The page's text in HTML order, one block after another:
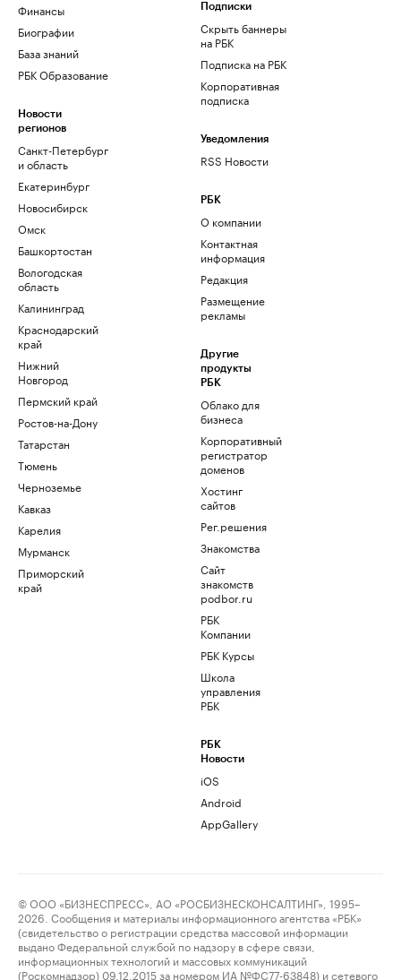
Финансы
Биографии
База знаний
РБК Образование
Новости
регионов
Санкт-Петербург
и область
Екатеринбург
Новосибирск
Омск
Башкортостан
Вологодская
область
Калининград
Краснодарский
край
Нижний
Новгород
Пермский край
Ростов-на-Дону
Татарстан
Тюмень
Черноземье
Кавказ
Карелия
Мурманск
Приморский
край
Подписки
Скрыть баннеры
на РБК
Подписка на РБК
Корпоративная
подписка
Уведомления
RSS Новости
РБК
О компании
Контактная
информация
Редакция
Размещение
рекламы
Другие
продукты
РБК
Облако для
бизнеса
Корпоративный
регистратор
доменов
Хостинг
сайтов
Рег.решения
Знакомства
Сайт
знакомств
podbor.ru
РБК
Компании
РБК Курсы
Школа
управления
РБК
РБК
Новости
iOS
Android
AppGallery
© ООО «БИЗНЕСПРЕСС», АО «РОСБИЗНЕСКОНСАЛТИНГ», 1995–
2026. Сообщения и материалы информационного агентства «РБК»
(свидетельство о регистрации средства массовой информации
выдано Федеральной службой по надзору в сфере связи,
информационных технологий и массовых коммуникаций
(Роскомнадзор) 09.12.2015 за номером ИА №ФС77-63848) и сетевого